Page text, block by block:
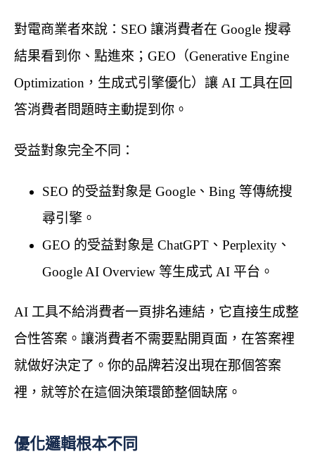
對電商業者來說：SEO 讓消費者在 Google 搜尋
結果看到你、點進來；GEO（Generative Engine
Optimization，生成式引擎優化）讓 AI 工具在回
答消費者問題時主動提到你。
受益對象完全不同：
SEO 的受益對象是 Google、Bing 等傳統搜
尋引擎。
GEO 的受益對象是 ChatGPT、Perplexity、
Google AI Overview 等生成式 AI 平台。
AI 工具不給消費者一頁排名連結，它直接生成整
合性答案。讓消費者不需要點開頁面，在答案裡
就做好決定了。你的品牌若沒出現在那個答案
裡，就等於在這個決策環節整個缺席。
優化邏輯根本不同